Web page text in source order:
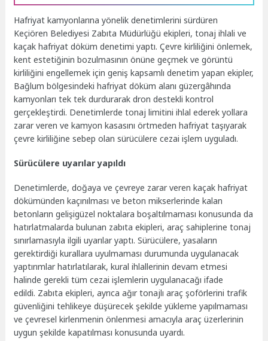
Hafriyat kamyonlarına yönelik denetimlerini sürdüren
Keçiören Belediyesi Zabıta Müdürlüğü ekipleri, tonaj ihlali ve
kaçak hafriyat döküm denetimi yaptı. Çevre kirliliğini önlemek,
kent estetiğinin bozulmasının önüne geçmek ve görüntü
kirliliğini engellemek için geniş kapsamlı denetim yapan ekipler,
Bağlum bölgesindeki hafriyat döküm alanı güzergâhında
kamyonları tek tek durdurarak dron destekli kontrol
gerçekleştirdi. Denetimlerde tonaj limitini ihlal ederek yollara
zarar veren ve kamyon kasasını örtmeden hafriyat taşıyarak
çevre kirliliğine sebep olan sürücülere cezai işlem uyguladı.
Sürücülere uyarılar yapıldı
Denetimlerde, doğaya ve çevreye zarar veren kaçak hafriyat
dökümünden kaçınılması ve beton mikserlerinde kalan
betonların gelişigüzel noktalara boşaltılmaması konusunda da
hatırlatmalarda bulunan zabıta ekipleri, araç sahiplerine tonaj
sınırlamasıyla ilgili uyarılar yaptı. Sürücülere, yasaların
gerektirdiği kurallara uyulmaması durumunda uygulanacak
yaptırımlar hatırlatılarak, kural ihlallerinin devam etmesi
halinde gerekli tüm cezai işlemlerin uygulanacağı ifade
edildi. Zabıta ekipleri, ayrıca ağır tonajlı araç şoförlerini trafik
güvenliğini tehlikeye düşürecek şekilde yükleme yapılmaması
ve çevresel kirlenmenin önlenmesi amacıyla araç üzerlerinin
uygun şekilde kapatılması konusunda uyardı.